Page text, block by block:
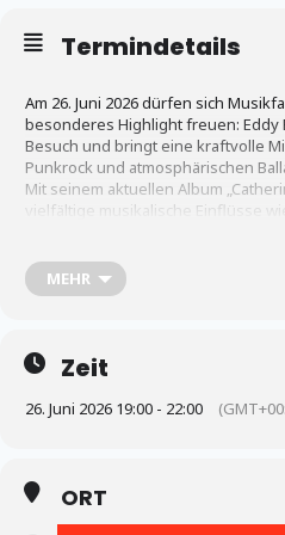
Termindetails
Am 26. Juni 2026 dürfen sich
besonderes Highlight freuen: Eddy
Besuch und bringt eine kraftvolle
Punkrock und atmosphärischen
Mit seinem aktuellen Album
vielfältige musikalische Einflüsse
Besonders der Titeltrack „Like a
eindrucksvoll seine Vielseitigkeit
Besucher auf handgemachte
Menge Energie freuen. Der
besonderen Konzertabend ein!
MEHR
Zeit
26. Juni 2026 19:00 - 22:00
ORT